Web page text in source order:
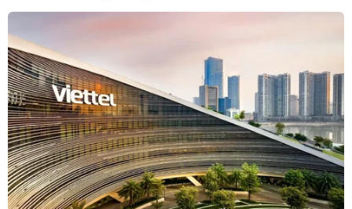
Ngày 30/4, Công an tỉnh Bình Phước phối hợp
với Công an huyện Lộc Ninh đang tổ chức khám
nghiệm, điều tra, làm rõ vụ đuối nước thương
tâm xảy ra trên Sông Bé khiến 3 người tử vong.
Nạn nhân gồm: Nguyễn Minh Đức (27 tuổi);
Lâm Khang (10 tuổi, cùng ngụ xã Lộc Quang,